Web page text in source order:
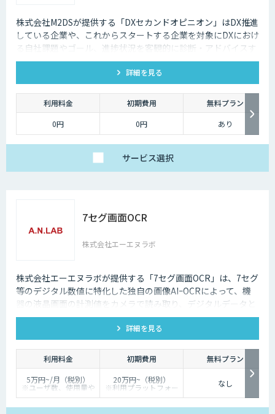
株式会社M2DSが提供する「DXセカンドオピニオン」はDX推進
している企業や、これからスタートする企業を対象にDXにおけ
る自社課題やゴール、進捗状況を客観的に診断・アドバイスす
るサービスです
詳細を見る
利用料金 初期費用
無料プラン
0円
0円 あり
サービス選択
7セグ画面OCR
株式会社エーエヌラボ
株式会社エーエヌラボが提供する「7セグ画面OCR」は、7セグ
等のデジタル数値に特化した独自の画像AIｰOCRによって、機
器の液晶画面の計測値をカメラで読み取り、デジタルデータと
して記録するサービスです
詳細を見る
利用料金 初期費用
無料プラン
5万円~/月（税別）
※ユーザ数、使用量や
カスタマイズ要望に応
20万円~（税別）
※利用プラットフォー
ムや必要なチューニン
なし